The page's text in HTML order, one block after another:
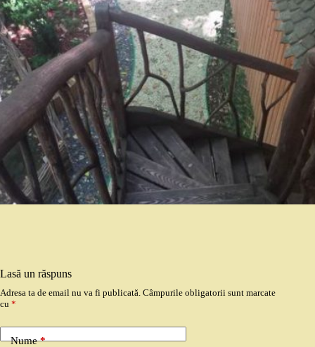
Lasă un răspuns
Adresa ta de email nu va fi publicată. Câmpurile obligatorii sunt marcate
cu *
Nume*